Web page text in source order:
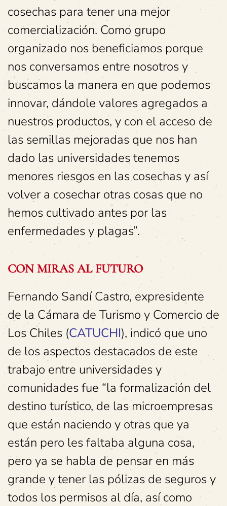
cosechas para tener una mejor
comercialización. Como grupo
organizado nos beneficiamos porque
nos conversamos entre nosotros y
buscamos la manera en que podemos
innovar, dándole valores agregados a
nuestros productos, y con el acceso de
las semillas mejoradas que nos han
dado las universidades tenemos
menores riesgos en las cosechas y así
volver a cosechar otras cosas que no
hemos cultivado antes por las
enfermedades y plagas”.
CON MIRAS AL FUTURO
Fernando Sandí Castro, expresidente
de la Cámara de Turismo y Comercio de
Los Chiles (CATUCHI), indicó que uno
de los aspectos destacados de este
trabajo entre universidades y
comunidades fue “la formalización del
destino turístico, de las microempresas
que están naciendo y otras que ya
están pero les faltaba alguna cosa,
pero ya se habla de pensar en más
grande y tener las pólizas de seguros y
todos los permisos al día, así como